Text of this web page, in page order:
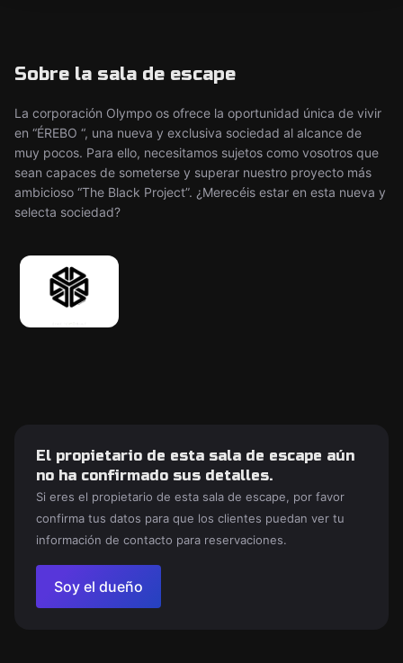
Sobre la sala de escape
La corporación Olympo os ofrece la oportunidad única de vivir
en “ÉREBO “, una nueva y exclusiva sociedad al alcance de
muy pocos. Para ello, necesitamos sujetos como vosotros que
sean capaces de someterse y superar nuestro proyecto más
ambicioso “The Black Project”. ¿Merecéis estar en esta nueva y
selecta sociedad?
El propietario de esta sala de escape aún
no ha confirmado sus detalles.
Si eres el propietario de esta sala de escape, por favor
confirma tus datos para que los clientes puedan ver tu
información de contacto para reservaciones.
Soy el dueño